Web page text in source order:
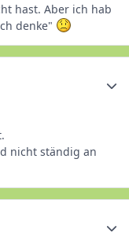
hast. Aber ich hab
denke"
nicht ständig an